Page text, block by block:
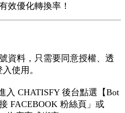
效優化轉換率！
資料，只需要同意授權、透
使用。
入 CHATISFY 後台點選【Bot
FACEBOOK 粉絲頁」或